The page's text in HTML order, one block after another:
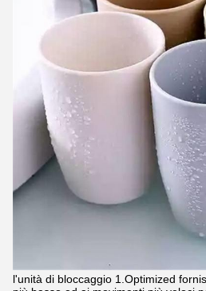
l'unità di bloccaggio 1.Optimized